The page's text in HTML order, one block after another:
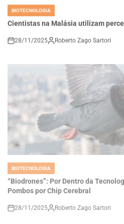
IN
Cientistas na Malásia utilizam
on
28/11/2025 Roberto Zago Sartori
POSTED
BIOTECNOLOGIA
“Biodrones”: Por Dentro da
Pombos por Chip Cerebral
on
28/11/2025 Roberto Zago Sartori